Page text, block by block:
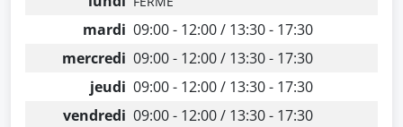
mardi 09:00 - 12:00 / 13:30 - 17:30
mercredi 09:00 - 12:00 / 13:30 - 17:30
jeudi 09:00 - 12:00 / 13:30 - 17:30
vendredi 09:00 - 12:00 / 13:30 - 17:30